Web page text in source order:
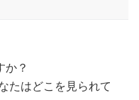
か？
たはどこを見られて